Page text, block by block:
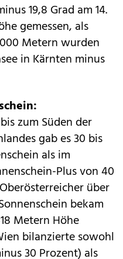
19,8 Grad am 14.
gemessen, als
Metern wurden
in Kärnten minus
zum Süden der
gab es 30 bis
als im
Plus von 40
über
bekam
Metern Höhe
bilanzierte sowohl
30 Prozent) als